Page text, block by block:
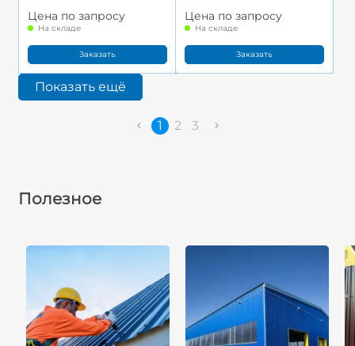
Цена по запросу
На складе
Заказать
Цена по запросу
На складе
Заказать
Показать ещё
1 2 3
Полезное